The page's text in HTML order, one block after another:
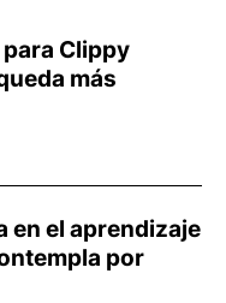
Clippy
más
en el aprendizaje
por